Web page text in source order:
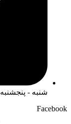
شنبه - پنجشنبه
Facebook